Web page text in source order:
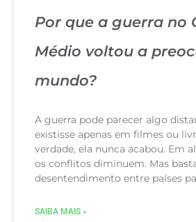
Por que a guerra no
Médio voltou a
mundo?
A guerra pode parecer algo
existisse apenas em filmes ou
verdade, ela nunca acabou. Em
os conflitos diminuem. Mas
desentendimento entre países
SAIBA MAIS »